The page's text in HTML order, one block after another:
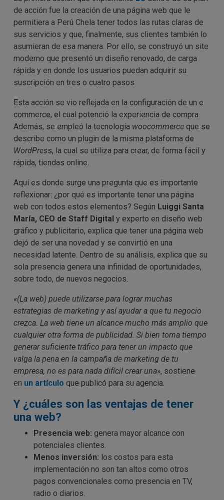
de acción fue la creación de una página web que le
permitiera a Perú Chela tener todos las rutas claras de
sus servicios y que, finalmente, sus clientes también lo
asumieran de esa manera. Por ello, se construyó un site
moderno que presentó un diseño renovado, de carga
rápida y en donde los usuarios puedan adquirir su
suscripción en tres o cuatro pasos.
Esta acción se vio reflejada en la configuración de un e
commerce, el cual potenció la experiencia de compra.
Además, se empleó la tecnología woocommerce que se
describe como un plugin de la misma plataforma de
WordPress, la cual se utiliza para crear, de forma fácil y
rápida, tiendas online.
Aquí es donde surge una pregunta que es importante
reflexionar: ¿por qué es importante tener una página
web con todos estos elementos? Según Luiggi Santa
María, CEO de Staff Digital y experto en diseño web
gráfico y publicitario, explica que tener una página web
dejó de ser una novedad y se convirtió en una
necesidad latente. Dentro de su análisis, explica que su
sola presencia genera una infinidad de oportunidades,
sobre todo, de nuevos negocios.
«(La web) puede utilizarse para lograr muchas
estrategias de marketing y así ayudar a que tu negocio
crezca. La web tiene un alcance mucho más amplio que
cualquier otra forma de publicidad. Si bien toma tiempo
generar suficiente tráfico para tener un impacto que
valga la pena en la campaña de marketing de tu
empresa, no es para nada difícil crear una», sostiene
en un artículo que publicó para su agencia.
Y ¿cuáles son las ventajas de tener
una web?
Presencia web: genera mayor alcance con
potenciales clientes.
Menos inversión: los costos para esta
implementación no son tan altos como otros
pagos convencionales como presencia en TV,
radio o diarios.